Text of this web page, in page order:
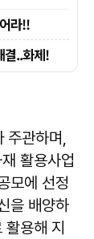
주관하며,
활용사업
모에 선정
을 배양하
용해 지